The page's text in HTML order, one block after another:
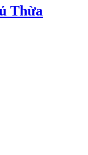
Thừa